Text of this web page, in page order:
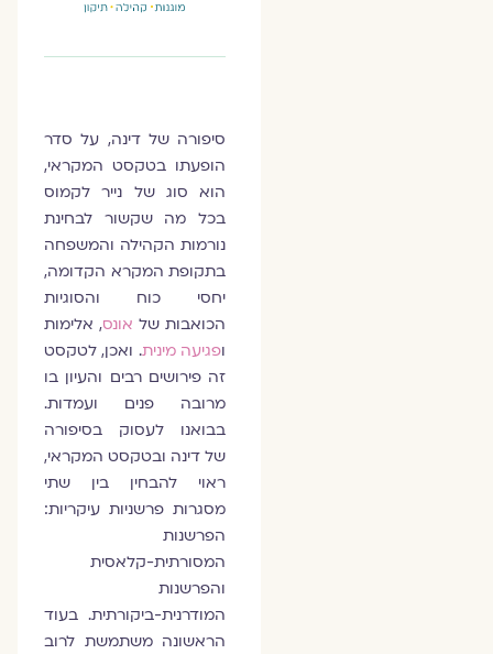
סיפורה של דינה, על סדר
הופעתו בטקסט המקראי,
הוא סוג של נייר לקמוס
בכל מה שקשור לבחינת
נורמות הקהילה והמשפחה
בתקופת המקרא הקדומה,
יחסי כוח והסוגיות
הכואבות שלאונס, אלימות
פגיעה מינית. ואכן, לטקסט
זה פירושים רבים והעיון בו
מרובה פנים ועמדות.
בבואנו לעסוק בסיפורה
של דינה ובטקסט המקראי,
ראוי להבחין בין שתי
מסגרות פרשניות עיקריות:
הפרשנות
המסורתית-קלאסית
והפרשנות
המודרנית-ביקורתית. בעוד
הראשונה משתמשת לרוב